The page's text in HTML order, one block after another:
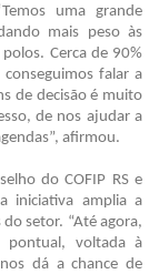
uma grande
mais peso às
Cerca de 90%
falar a
de decisão é muito
de nos ajudar a
afirmou.
do COFIP RS e
iniciativa amplia a
setor. “Até agora,
pontual, voltada à
dá a chance de